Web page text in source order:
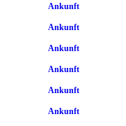
Ankunft
Ankunft
Ankunft
Ankunft
Ankunft
Ankunft